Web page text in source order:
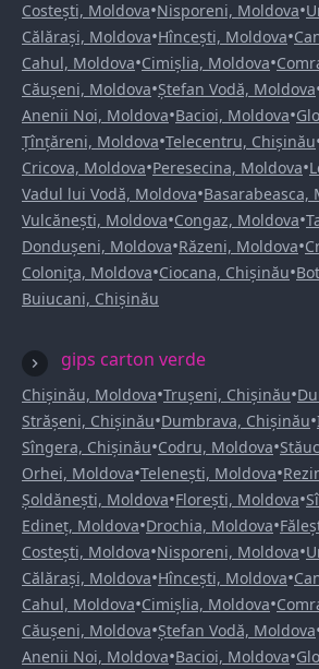
Costești, Moldova•Nisporeni, Moldova•
Călărași, Moldova•Hîncești, Moldova•
Cahul, Moldova•Cimișlia, Moldova•
Căușeni, Moldova•Ștefan Vodă, Moldova
Anenii Noi, Moldova•Bacioi, Moldova•
Țînțăreni, Moldova•Telecentru, Chișinău
Cricova, Moldova•Peresecina, Moldova•
Vadul lui Vodă, Moldova•Basarabeasca,
Vulcănești, Moldova•Congaz, Moldova•
Dondușeni, Moldova•Răzeni, Moldova•
Colonița, Moldova•Ciocana, Chișinău•
Buiucani, Chișinău
gips carton verde
Chișinău, Moldova•Trușeni, Chișinău•
Strășeni, Chișinău•Dumbrava, Chișinău•
Sîngera, Chișinău•Codru, Moldova•
Orhei, Moldova•Telenești, Moldova•
Șoldănești, Moldova•Florești, Moldova•
Edineț, Moldova•Drochia, Moldova•
Costești, Moldova•Nisporeni, Moldova•
Călărași, Moldova•Hîncești, Moldova•
Cahul, Moldova•Cimișlia, Moldova•
Căușeni, Moldova•Ștefan Vodă, Moldova
Anenii Noi, Moldova•Bacioi, Moldova•